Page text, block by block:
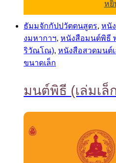
หยิ
ธัมมจักกัปปวัตตนสูตร, หนั
งมหากาฯ, หนังสือมนต์พิธี
ริวัณโณ), หนังสือสวดมนต์
ขนาดเล็ก
มนต์พิธี (เล่มเล็